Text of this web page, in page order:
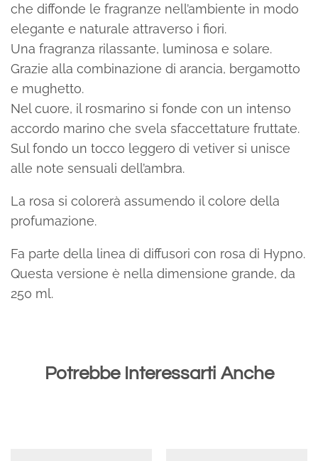
che diffonde le fragranze nell’ambiente in modo
elegante e naturale attraverso i fiori.
Una fragranza rilassante, luminosa e solare.
Grazie alla combinazione di arancia, bergamotto
e mughetto.
Nel cuore, il rosmarino si fonde con un intenso
accordo marino che svela sfaccettature fruttate.
Sul fondo un tocco leggero di vetiver si unisce
alle note sensuali dell’ambra.
La rosa si colorerà assumendo il colore della
profumazione.
Fa parte della linea di diffusori con rosa di Hypno.
Questa versione è nella dimensione grande, da
250 ml.
Potrebbe Interessarti Anche